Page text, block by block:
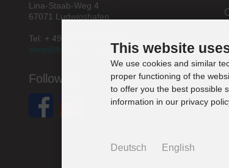
Lina-Staab-Weg 4
67071 Ludwigshafen
Tel: + 49 621 59 28 86 54
shop@bogenschiessen.de
Follow us
This website
We use cookies and similar
proper functioning of the
to offer you the best possible
information in our privacy
Deutsch English